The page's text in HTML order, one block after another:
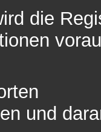
die
und